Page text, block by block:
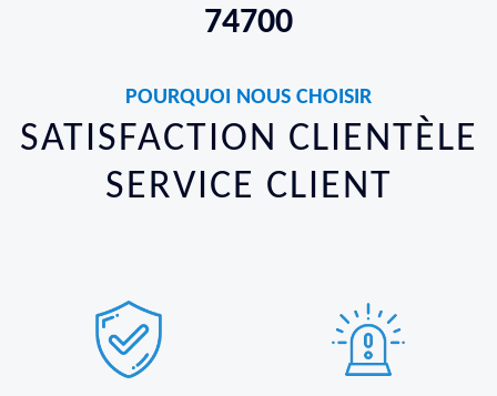
74700
POURQUOI NOUS CHOISIR
SATISFACTION CLIENTÈLE
SERVICE CLIENT